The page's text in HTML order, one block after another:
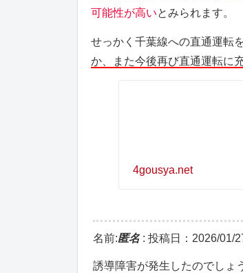
可能性が高いとみられます。
せっかく千葉線への直通運転
か、また今後再び直通運転に
4gousya.net
名前:匿名: 投稿日：2026/01/
誘導障害が発生したのでしょ